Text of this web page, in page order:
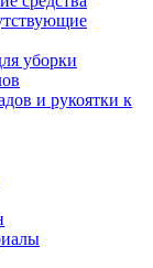
уборки
и рукоятки к